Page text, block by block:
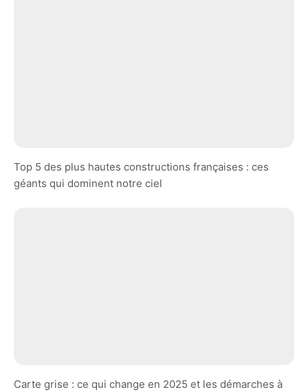
Top 5 des plus hautes constructions françaises : ces
géants qui dominent notre ciel
Carte grise : ce qui change en 2025 et les démarches à